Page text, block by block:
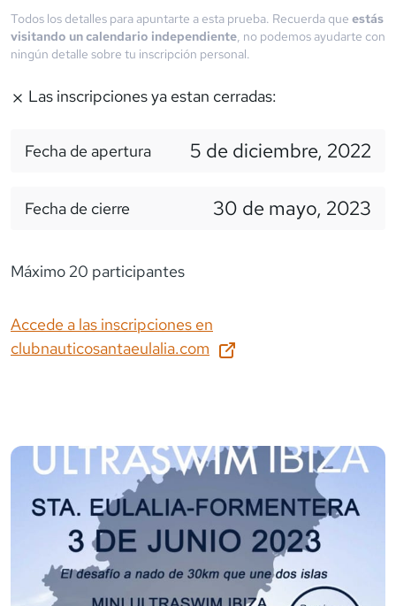
Todos los detalles para apuntarte a esta prueba. Recuerda que estás
visitando un calendario independiente, no podemos ayudarte con
ningún detalle sobre tu inscripción personal.
Las inscripciones ya estan cerradas:
Fecha de apertura 5 de diciembre, 2022
Fecha de cierre 30 de mayo, 2023
Máximo 20 participantes
Accede a las inscripciones en
clubnauticosantaeulalia.com